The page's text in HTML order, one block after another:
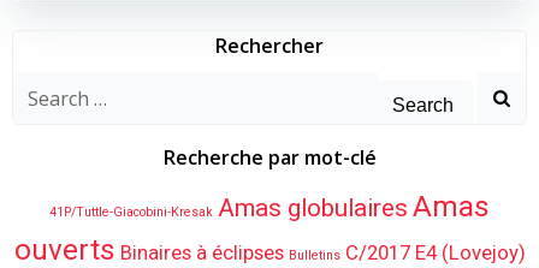
Rechercher
Search
Recherche par mot-clé
41P/Tuttle-Giacobini-Kresak Amas globulaires Amas
ouverts Binaires à éclipses Bulletins C/2017 E4 (Lovejoy)